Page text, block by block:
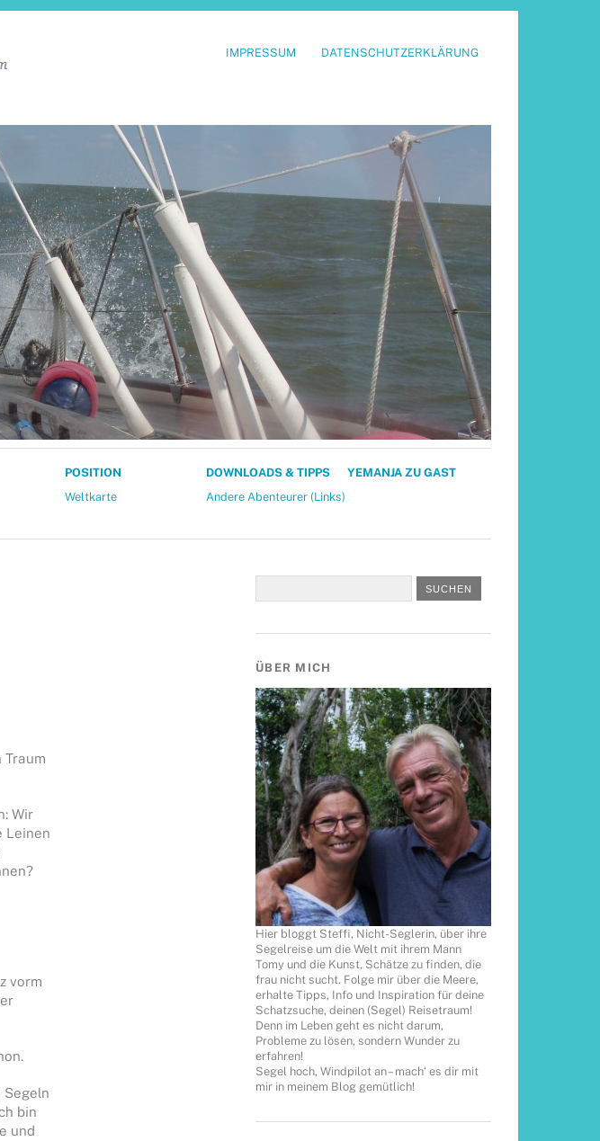
IMPRESSUM DATENSCHUTZERKLÄRUNG
POSITION
Weltkarte
DOWNLOADS & TIPPS
Andere Abenteurer (Links)
YEMANJA ZU GAST
Traum
Wir
Leinen
vorm
Segeln
bin
und
ÜBER MICH
Hier bloggt Steffi, Nicht-Seglerin, über ihre
Segelreise um die Welt mit ihrem Mann
Tomy und die Kunst, Schätze zu finden, die
frau nicht sucht. Folge mir über die Meere,
erhalte Tipps, Info und Inspiration für deine
Schatzsuche, deinen (Segel) Reisetraum!
Denn im Leben geht es nicht darum,
Probleme zu lösen, sondern Wunder zu
erfahren!
Segel hoch, Windpilot an – mach‘ es dir mit
mir in meinem Blog gemütlich!